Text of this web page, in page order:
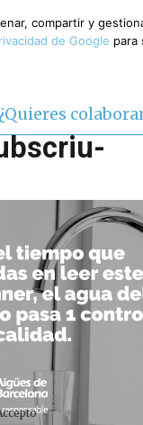
¿Quieres
compartir y
de Google para